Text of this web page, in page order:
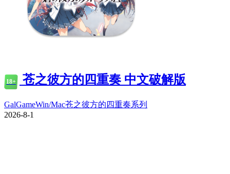
18+ 苍之彼方的四重奏 中文破解版
GalGameWin/Mac苍之彼方的四重奏系列
2026-8-1